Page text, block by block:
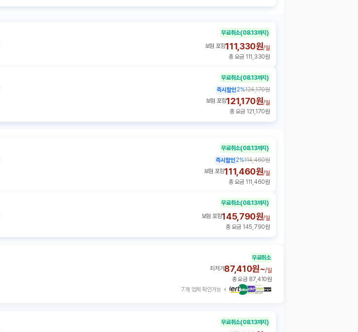
무료취소(08.13까지)
보험 포함111,330원/일
총 요금 111,330원
무료취소(08.13까지)
즉시할인2%124,170원
보험 포함121,170원/일
총 요금 121,170원
무료취소(08.13까지)
즉시할인2%114,460원
보험 포함111,460원/일
총 요금 111,460원
무료취소(08.13까지)
보험 포함145,790원/일
총 요금 145,790원
7개 업체 확인가능
무료취소
최저가87,410원~/일
총 요금 87,410원
무료취소(08.13까지)